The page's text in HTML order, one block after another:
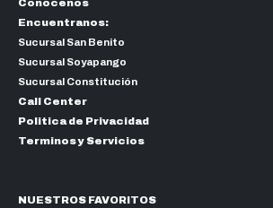
Conocenos
Encuentranos:
Sucursal San Benito
Sucursal Soyapango
Sucursal Constitución
Call Center
Politica de Privacidad
Terminos y Servicios
NUESTROS FAVORITOS